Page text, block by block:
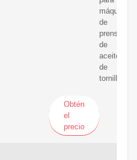
máquina
de
prensado
de
aceite
de
tornillo
Obtén
el
precio